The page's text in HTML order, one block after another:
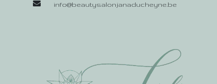
info@beautysalonjanaducheyne.be